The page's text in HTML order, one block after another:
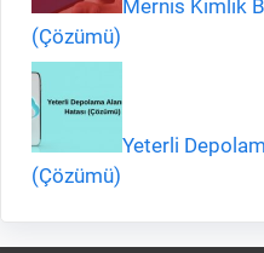
Mernis Kimlik
(Çözümü)
Yeterli
(Çözümü)